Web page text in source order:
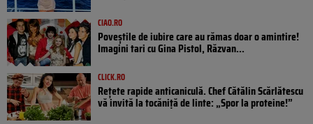
CIAO.RO
Poveştile de iubire care au rămas doar o amintire!
Imagini tari cu Gina Pistol, Răzvan...
CLICK.RO
Rețete rapide anticaniculă. Chef Cătălin Scărlătescu
vă invită la tocăniță de linte: „Spor la proteine!”